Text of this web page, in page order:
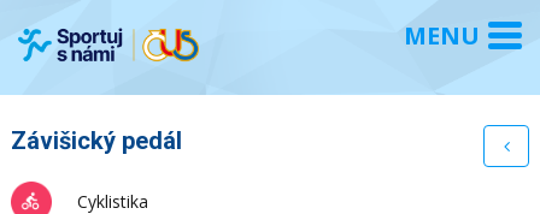
Závišický pedál
Cyklistika